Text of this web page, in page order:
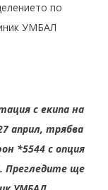
по
УМБАЛ
с екипа на
април, трябва
*5544 с опция
Прегледите ще